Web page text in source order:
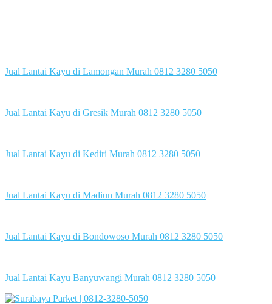
Jual Lantai Kayu di Lamongan Murah 0812 3280 5050
Jual Lantai Kayu di Gresik Murah 0812 3280 5050
Jual Lantai Kayu di Kediri Murah 0812 3280 5050
Jual Lantai Kayu di Madiun Murah 0812 3280 5050
Jual Lantai Kayu di Bondowoso Murah 0812 3280 5050
Jual Lantai Kayu Banyuwangi Murah 0812 3280 5050